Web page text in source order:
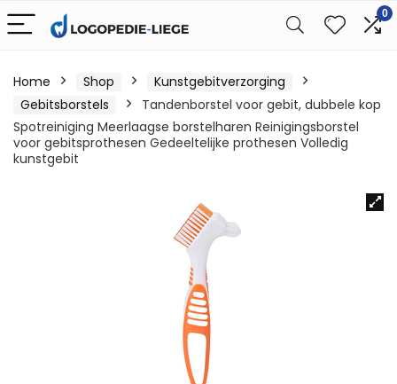
0
Home Shop
Kunstgebitverzorging
Gebitsborstels
Tandenborstel voor gebit, dubbele kop
Spotreiniging Meerlaagse borstelharen Reinigingsborstel
voor gebitsprothesen Gedeeltelijke prothesen Volledig
kunstgebit